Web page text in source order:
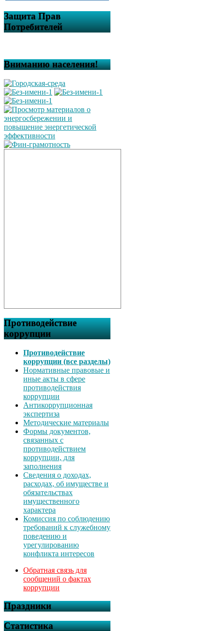
Защита Прав
Потребителей
Вниманию населения!
Противодействие
коррупции
Противодействие
коррупции (все разделы)
Нормативные правовые и
иные акты в сфере
противодействия
коррупции
Антикоррупционная
экспертиза
Методические материалы
Формы документов,
связанных с
противодействием
коррупции, для
заполнения
Сведения о доходах,
расходах, об имуществе и
обязательствах
имущественного
характера
Комиссия по соблюдению
требований к служебному
поведению и
урегулированию
конфликта интересов
Обратная связь для
сообщений о фактах
коррупции
Праздники
Статистика